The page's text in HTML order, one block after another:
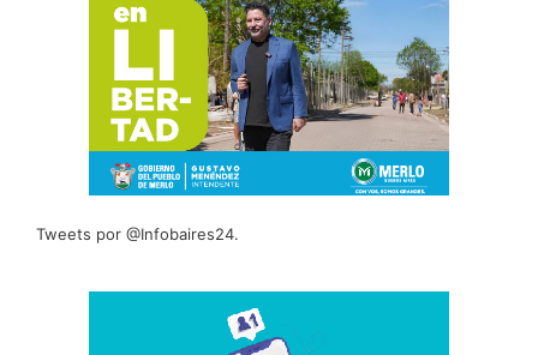
Tweets por @Infobaires24.